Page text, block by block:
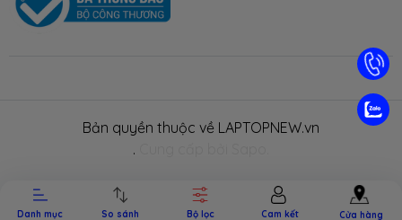
QUYỀN
TRA CỨU
HÀNH
Bản quyền thuộc về LAPTOPNEW.vn
.
Danh mục So sánh Bộ lọc Cam kết Cửa hàng